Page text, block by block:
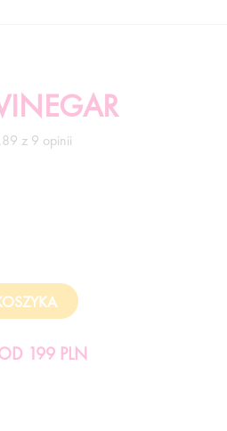
z 9 opinii
199 PLN